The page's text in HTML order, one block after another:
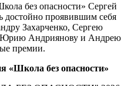
без опасности» Сергей
достойно проявившим себя
Захарченко, Сергею
Юрию Андриянову и Андрею
премии.
«Школа без опасности»